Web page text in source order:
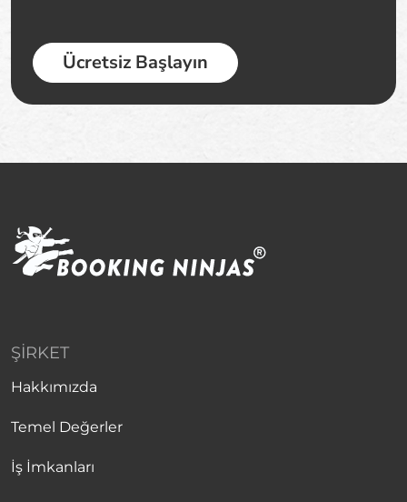
Ücretsiz Başlayın
ŞIRKET
Hakkımızda
Temel Değerler
İş İmkanları